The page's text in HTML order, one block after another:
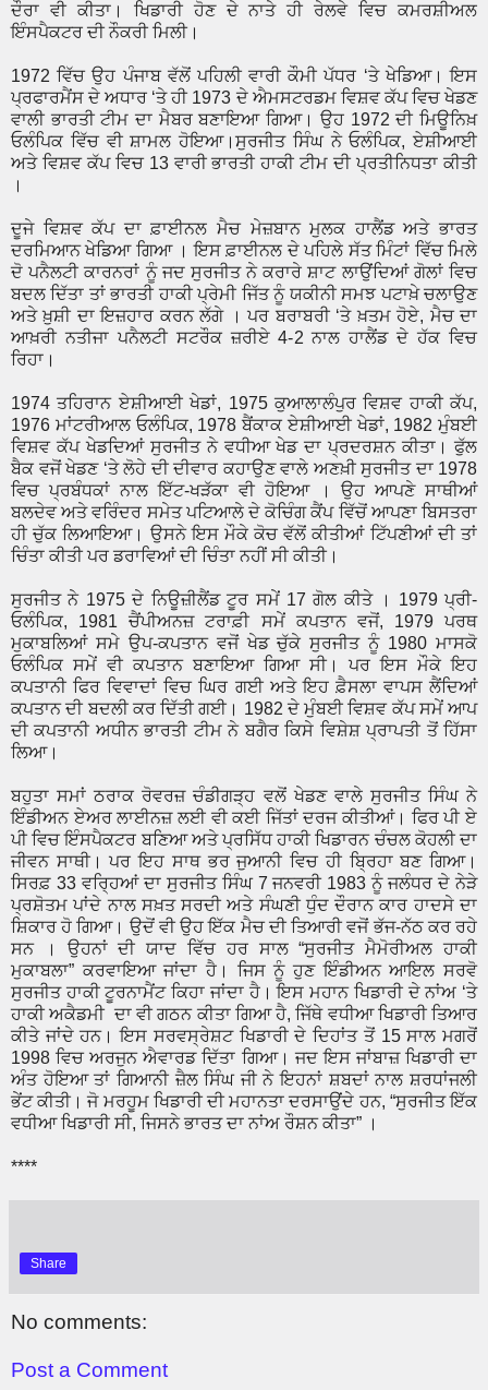
ਦੌਰਾ ਵੀ ਕੀਤਾ। ਖਿਡਾਰੀ ਹੋਣ ਦੇ ਨਾਤੇ ਹੀ ਰੇਲਵੇ ਵਿਚ ਕਮਰਸ਼ੀਅਲ
ਇੰਸਪੈਕਟਰ ਦੀ ਨੌਕਰੀ ਮਿਲੀ।
1972 ਵਿੱਚ ਉਹ ਪੰਜਾਬ ਵੱਲੋਂ ਪਹਿਲੀ ਵਾਰੀ ਕੌਮੀ ਪੱਧਰ ‘ਤੇ ਖੇਡਿਆ। ਇਸ
ਪ੍ਰਫਾਰਮੈਂਸ ਦੇ ਅਧਾਰ ‘ਤੇ ਹੀ 1973 ਦੇ ਐਮਸਟਰਡਮ ਵਿਸ਼ਵ ਕੱਪ ਵਿਚ ਖੇਡਣ
ਵਾਲੀ ਭਾਰਤੀ ਟੀਮ ਦਾ ਮੈਬਰ ਬਣਾਇਆ ਗਿਆ। ਉਹ 1972 ਦੀ ਮਿਊਨਿਖ਼
ਓਲੰਪਿਕ ਵਿੱਚ ਵੀ ਸ਼ਾਮਲ ਹੋਇਆ।ਸੁਰਜੀਤ ਸਿੰਘ ਨੇ ਓਲੰਪਿਕ, ਏਸ਼ੀਆਈ
ਅਤੇ ਵਿਸ਼ਵ ਕੱਪ ਵਿਚ 13 ਵਾਰੀ ਭਾਰਤੀ ਹਾਕੀ ਟੀਮ ਦੀ ਪ੍ਰਤੀਨਿਧਤਾ ਕੀਤੀ
।
ਦੂਜੇ ਵਿਸ਼ਵ ਕੱਪ ਦਾ ਫ਼ਾਈਨਲ ਮੈਚ ਮੇਜ਼ਬਾਨ ਮੁਲਕ ਹਾਲੈਂਡ ਅਤੇ ਭਾਰਤ
ਦਰਮਿਆਨ ਖੇਡਿਆ ਗਿਆ । ਇਸ ਫ਼ਾਈਨਲ ਦੇ ਪਹਿਲੇ ਸੱਤ ਮਿੰਟਾਂ ਵਿੱਚ ਮਿਲੇ
ਦੋ ਪਨੈਲਟੀ ਕਾਰਨਰਾਂ ਨੂੰ ਜਦ ਸੁਰਜੀਤ ਨੇ ਕਰਾਰੇ ਸ਼ਾਟ ਲਾਉਂਦਿਆਂ ਗੋਲਾਂ ਵਿਚ
ਬਦਲ ਦਿੱਤਾ ਤਾਂ ਭਾਰਤੀ ਹਾਕੀ ਪ੍ਰੇਮੀ ਜਿੱਤ ਨੂੰ ਯਕੀਨੀ ਸਮਝ ਪਟਾਖ਼ੇ ਚਲਾਉਣ
ਅਤੇ ਖ਼ੁਸ਼ੀ ਦਾ ਇਜ਼ਹਾਰ ਕਰਨ ਲੱਗੇ । ਪਰ ਬਰਾਬਰੀ ‘ਤੇ ਖ਼ਤਮ ਹੋਏ, ਮੈਚ ਦਾ
ਆਖ਼ਰੀ ਨਤੀਜਾ ਪਨੈਲਟੀ ਸਟਰੌਕ ਜ਼ਰੀਏ 4-2 ਨਾਲ ਹਾਲੈਂਡ ਦੇ ਹੱਕ ਵਿਚ
ਰਿਹਾ।
1974 ਤਹਿਰਾਨ ਏਸ਼ੀਆਈ ਖੇਡਾਂ, 1975 ਕੁਆਲਾਲੰਪੁਰ ਵਿਸ਼ਵ ਹਾਕੀ ਕੱਪ,
1976 ਮਾਂਟਰੀਆਲ ਓਲੰਪਿਕ, 1978 ਬੈਂਕਾਕ ਏਸ਼ੀਆਈ ਖੇਡਾਂ, 1982 ਮੁੰਬਈ
ਵਿਸ਼ਵ ਕੱਪ ਖੇਡਦਿਆਂ ਸੁਰਜੀਤ ਨੇ ਵਧੀਆ ਖੇਡ ਦਾ ਪ੍ਰਦਰਸ਼ਨ ਕੀਤਾ। ਫੁੱਲ
ਬੈਕ ਵਜੋਂ ਖੇਡਣ ‘ਤੇ ਲੋਹੇ ਦੀ ਦੀਵਾਰ ਕਹਾਉਣ ਵਾਲੇ ਅਣਖ਼ੀ ਸੁਰਜੀਤ ਦਾ 1978
ਵਿਚ ਪ੍ਰਬੰਧਕਾਂ ਨਾਲ ਇੱਟ-ਖੜੱਕਾ ਵੀ ਹੋਇਆ । ਉਹ ਆਪਣੇ ਸਾਥੀਆਂ
ਬਲਦੇਵ ਅਤੇ ਵਰਿੰਦਰ ਸਮੇਤ ਪਟਿਆਲੇ ਦੇ ਕੋਚਿੰਗ ਕੈਂਪ ਵਿੱਚੋਂ ਆਪਣਾ ਬਿਸਤਰਾ
ਹੀ ਚੁੱਕ ਲਿਆਇਆ। ਉਸਨੇ ਇਸ ਮੌਕੇ ਕੋਚ ਵੱਲੋਂ ਕੀਤੀਆਂ ਟਿੱਪਣੀਆਂ ਦੀ ਤਾਂ
ਚਿੰਤਾ ਕੀਤੀ ਪਰ ਡਰਾਵਿਆਂ ਦੀ ਚਿੰਤਾ ਨਹੀਂ ਸੀ ਕੀਤੀ।
ਸੁਰਜੀਤ ਨੇ 1975 ਦੇ ਨਿਊਜ਼ੀਲੈਂਡ ਟੂਰ ਸਮੇਂ 17 ਗੋਲ ਕੀਤੇ । 1979 ਪ੍ਰੀ-
ਓਲੰਪਿਕ, 1981 ਚੈਂਪੀਅਨਜ਼ ਟਰਾਫ਼ੀ ਸਮੇਂ ਕਪਤਾਨ ਵਜੋਂ, 1979 ਪਰਥ
ਮੁਕਾਬਲਿਆਂ ਸਮੇ ਉਪ-ਕਪਤਾਨ ਵਜੋਂ ਖੇਡ ਚੁੱਕੇ ਸੁਰਜੀਤ ਨੂੰ 1980 ਮਾਸਕੋ
ਓਲੰਪਿਕ ਸਮੇਂ ਵੀ ਕਪਤਾਨ ਬਣਾਇਆ ਗਿਆ ਸੀ। ਪਰ ਇਸ ਮੌਕੇ ਇਹ
ਕਪਤਾਨੀ ਫਿਰ ਵਿਵਾਦਾਂ ਵਿਚ ਘਿਰ ਗਈ ਅਤੇ ਇਹ ਫ਼ੈਸਲਾ ਵਾਪਸ ਲੈਂਦਿਆਂ
ਕਪਤਾਨ ਦੀ ਬਦਲੀ ਕਰ ਦਿੱਤੀ ਗਈ। 1982 ਦੇ ਮੁੰਬਈ ਵਿਸ਼ਵ ਕੱਪ ਸਮੇਂ ਆਪ
ਦੀ ਕਪਤਾਨੀ ਅਧੀਨ ਭਾਰਤੀ ਟੀਮ ਨੇ ਬਗੈਰ ਕਿਸੇ ਵਿਸ਼ੇਸ਼ ਪ੍ਰਾਪਤੀ ਤੋਂ ਹਿੱਸਾ
ਲਿਆ।
ਬਹੁਤਾ ਸਮਾਂ ਠਰਾਕ ਰੋਵਰਜ਼ ਚੰਡੀਗੜ੍ਹ ਵਲੋਂ ਖੇਡਣ ਵਾਲੇ ਸੁਰਜੀਤ ਸਿੰਘ ਨੇ
ਇੰਡੀਅਨ ਏਅਰ ਲਾਈਨਜ਼ ਲਈ ਵੀ ਕਈ ਜਿੱਤਾਂ ਦਰਜ ਕੀਤੀਆਂ। ਫਿਰ ਪੀ ਏ
ਪੀ ਵਿਚ ਇੰਸਪੈਕਟਰ ਬਣਿਆ ਅਤੇ ਪ੍ਰਸਿੱਧ ਹਾਕੀ ਖਿਡਾਰਨ ਚੰਚਲ ਕੋਹਲੀ ਦਾ
ਜੀਵਨ ਸਾਥੀ। ਪਰ ਇਹ ਸਾਥ ਭਰ ਜੁਆਨੀ ਵਿਚ ਹੀ ਬ੍ਰਿਹਾ ਬਣ ਗਿਆ।
ਸਿਰਫ਼ 33 ਵਰ੍ਹਿਆਂ ਦਾ ਸੁਰਜੀਤ ਸਿੰਘ 7 ਜਨਵਰੀ 1983 ਨੂੰ ਜਲੰਧਰ ਦੇ ਨੇੜੇ
ਪ੍ਰਸ਼ੋਤਮ ਪਾਂਦੇ ਨਾਲ ਸਖ਼ਤ ਸਰਦੀ ਅਤੇ ਸੰਘਣੀ ਧੁੰਦ ਦੌਰਾਨ ਕਾਰ ਹਾਦਸੇ ਦਾ
ਸ਼ਿਕਾਰ ਹੋ ਗਿਆ। ਉਦੋਂ ਵੀ ਉਹ ਇੱਕ ਮੈਚ ਦੀ ਤਿਆਰੀ ਵਜੋਂ ਭੱਜ-ਨੱਠ ਕਰ ਰਹੇ
ਸਨ । ਉਹਨਾਂ ਦੀ ਯਾਦ ਵਿੱਚ ਹਰ ਸਾਲ “ਸੁਰਜੀਤ ਮੈਮੋਰੀਅਲ ਹਾਕੀ
ਮੁਕਾਬਲਾ” ਕਰਵਾਇਆ ਜਾਂਦਾ ਹੈ। ਜਿਸ ਨੂੰ ਹੁਣ ਇੰਡੀਅਨ ਆਇਲ ਸਰਵੋ
ਸੁਰਜੀਤ ਹਾਕੀ ਟੂਰਨਾਮੈਂਟ ਕਿਹਾ ਜਾਂਦਾ ਹੈ। ਇਸ ਮਹਾਨ ਖਿਡਾਰੀ ਦੇ ਨਾਂਅ ‘ਤੇ
ਹਾਕੀ ਅਕੈਡਮੀ ਦਾ ਵੀ ਗਠਨ ਕੀਤਾ ਗਿਆ ਹੈ, ਜਿੱਥੇ ਵਧੀਆ ਖਿਡਾਰੀ ਤਿਆਰ
ਕੀਤੇ ਜਾਂਦੇ ਹਨ। ਇਸ ਸਰਵਸ੍ਰੇਸ਼ਟ ਖਿਡਾਰੀ ਦੇ ਦਿਹਾਂਤ ਤੋਂ 15 ਸਾਲ ਮਗਰੋਂ
1998 ਵਿਚ ਅਰਜੁਨ ਐਵਾਰਡ ਦਿੱਤਾ ਗਿਆ। ਜਦ ਇਸ ਜਾਂਬਾਜ਼ ਖਿਡਾਰੀ ਦਾ
ਅੰਤ ਹੋਇਆ ਤਾਂ ਗਿਆਨੀ ਜ਼ੈਲ ਸਿੰਘ ਜੀ ਨੇ ਇਹਨਾਂ ਸ਼ਬਦਾਂ ਨਾਲ ਸ਼ਰਧਾਂਜਲੀ
ਭੇਂਟ ਕੀਤੀ। ਜੋ ਮਰਹੂਮ ਖਿਡਾਰੀ ਦੀ ਮਹਾਨਤਾ ਦਰਸਾਉਂਦੇ ਹਨ, “ਸੁਰਜੀਤ ਇੱਕ
ਵਧੀਆ ਖਿਡਾਰੀ ਸੀ, ਜਿਸਨੇ ਭਾਰਤ ਦਾ ਨਾਂਅ ਰੌਸ਼ਨ ਕੀਤਾ” ।
****
Share
No comments:
Post a Comment